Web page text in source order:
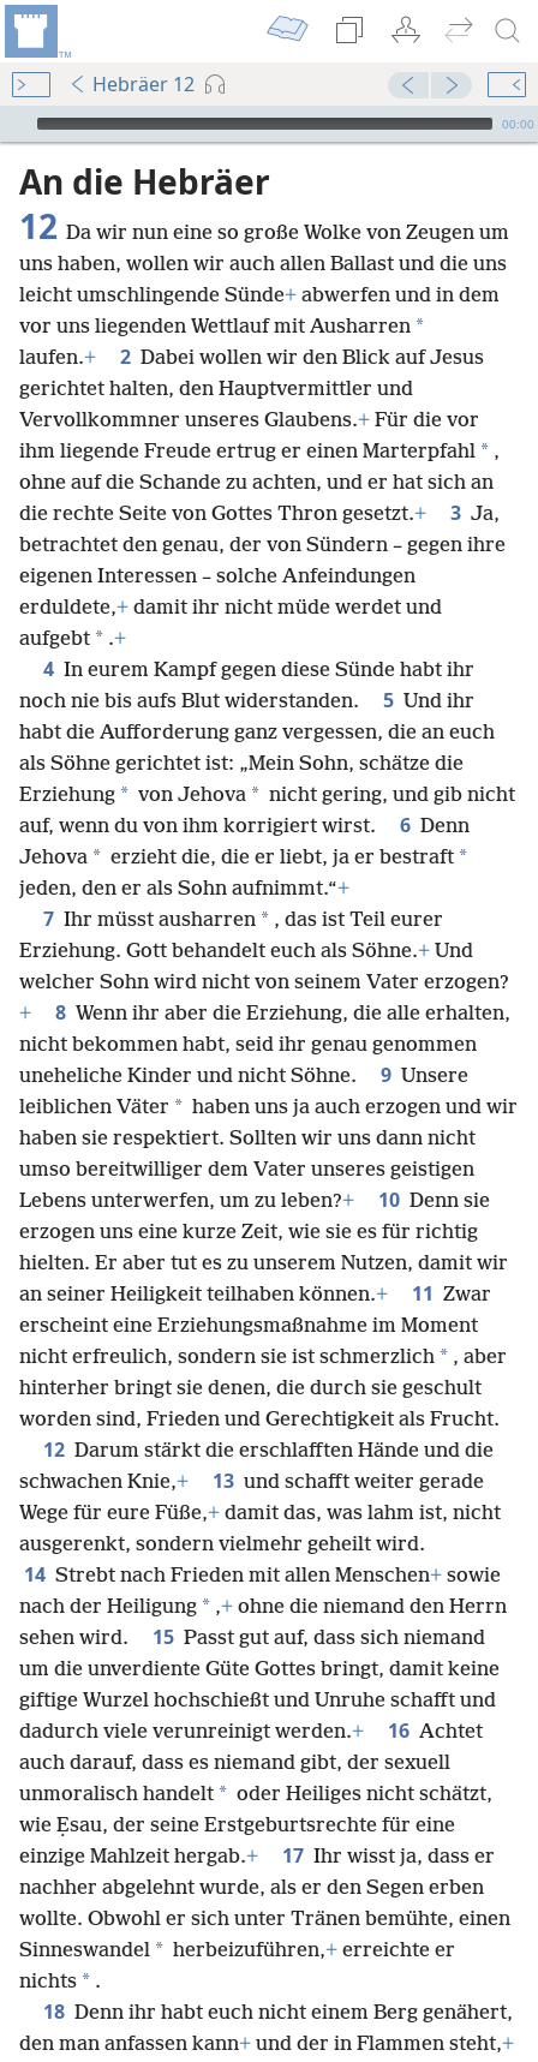
Hebräer 12
Audio Player
00:00
An die Hebräer
12 Da wir nun eine so große Wolke von Zeugen um
uns haben, wollen wir auch allen Ballast und die uns
leicht umschlingende Sünde+ abwerfen und in dem
vor uns liegenden Wettlauf mit Ausharren *
laufen.+ 2 Dabei wollen wir den Blick auf Jesus
gerichtet halten, den Hauptvermittler und
Vervollkommner unseres Glaubens.+ Für die vor
ihm liegende Freude ertrug er einen Marterpfahl * ,
ohne auf die Schande zu achten, und er hat sich an
die rechte Seite von Gottes Thron gesetzt.+ 3 Ja,
betrachtet den genau, der von Sündern – gegen ihre
eigenen Interessen – solche Anfeindungen
erduldete,+ damit ihr nicht müde werdet und
aufgebt * .+
4 In eurem Kampf gegen diese Sünde habt ihr
noch nie bis aufs Blut widerstanden.
5 Und ihr
habt die Aufforderung ganz vergessen, die an euch
als Söhne gerichtet ist: „Mein Sohn, schätze die
Erziehung * von Jehova * nicht gering, und gib nicht
auf, wenn du von ihm korrigiert wirst.
6 Denn
Jehova * erzieht die, die er liebt, ja er bestraft *
jeden, den er als Sohn aufnimmt.“+
7 Ihr müsst ausharren * , das ist Teil eurer
Erziehung. Gott behandelt euch als Söhne.+ Und
welcher Sohn wird nicht von seinem Vater erzogen?
+
8 Wenn ihr aber die Erziehung, die alle erhalten,
nicht bekommen habt, seid ihr genau genommen
uneheliche Kinder und nicht Söhne.
9 Unsere
leiblichen Väter * haben uns ja auch erzogen und wir
haben sie respektiert. Sollten wir uns dann nicht
umso bereitwilliger dem Vater unseres geistigen
Lebens unterwerfen, um zu leben?+ 10 Denn sie
erzogen uns eine kurze Zeit, wie sie es für richtig
hielten. Er aber tut es zu unserem Nutzen, damit wir
an seiner Heiligkeit teilhaben können.+ 11 Zwar
erscheint eine Erziehungsmaßnahme im Moment
nicht erfreulich, sondern sie ist schmerzlich * , aber
hinterher bringt sie denen, die durch sie geschult
worden sind, Frieden und Gerechtigkeit als Frucht.
12 Darum stärkt die erschlafften Hände und die
schwachen Knie,+ 13 und schafft weiter gerade
Wege für eure Füße,+ damit das, was lahm ist, nicht
ausgerenkt, sondern vielmehr geheilt wird.
14 Strebt nach Frieden mit allen Menschen+ sowie
nach der Heiligung * ,+ ohne die niemand den Herrn
sehen wird.
15 Passt gut auf, dass sich niemand
um die unverdiente Güte Gottes bringt, damit keine
giftige Wurzel hochschießt und Unruhe schafft und
dadurch viele verunreinigt werden.+ 16 Achtet
auch darauf, dass es niemand gibt, der sexuell
unmoralisch handelt * oder Heiliges nicht schätzt,
wie Ẹsau, der seine Erstgeburtsrechte für eine
einzige Mahlzeit hergab.+ 17 Ihr wisst ja, dass er
nachher abgelehnt wurde, als er den Segen erben
wollte. Obwohl er sich unter Tränen bemühte, einen
Sinneswandel * herbeizuführen,+ erreichte er
nichts * .
18 Denn ihr habt euch nicht einem Berg genähert,
den man anfassen kann+ und der in Flammen steht,+